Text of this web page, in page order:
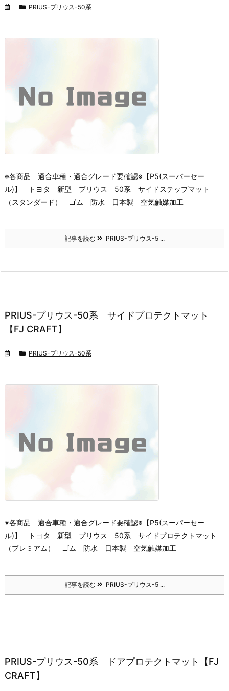
PRIUS-プリウス-50系
※各商品 適合車種・適合グレード要確認※ 【P5(スーパーセー
ル)】 トヨタ 新型 プリウス 50系 サイドステップマット
（スタンダード） ゴム 防水 日本製 空気触媒加工
記事を読む PRIUS-プリウス-5 ...
PRIUS-プリウス-50系 サイドプロテクトマット
【FJ CRAFT】
PRIUS-プリウス-50系
※各商品 適合車種・適合グレード要確認※ 【P5(スーパーセー
ル)】 トヨタ 新型 プリウス 50系 サイドプロテクトマット
（プレミアム） ゴム 防水 日本製 空気触媒加工
記事を読む PRIUS-プリウス-5 ...
PRIUS-プリウス-50系 ドアプロテクトマット【FJ
CRAFT】